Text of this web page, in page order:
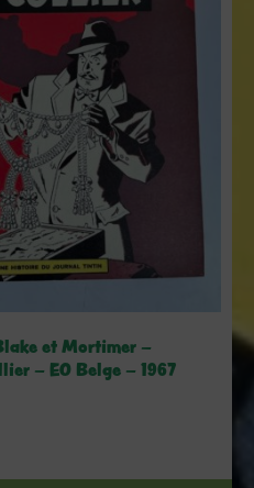
et Mortimer –
– EO Belge – 1967